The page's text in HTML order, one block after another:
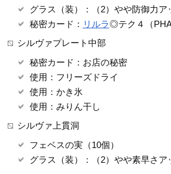
グラス（装）：（2）やや防御力ア
秘密カード： リルラ◎テク４（
シルヴァプレート中部
秘密カード：お店の秘密
使用：フリーズドライ
使用：かき氷
使用：みりん干し
シルヴァ上貫洞
フェベスの実（10個）
グラス（装）：（2）やや素早さア